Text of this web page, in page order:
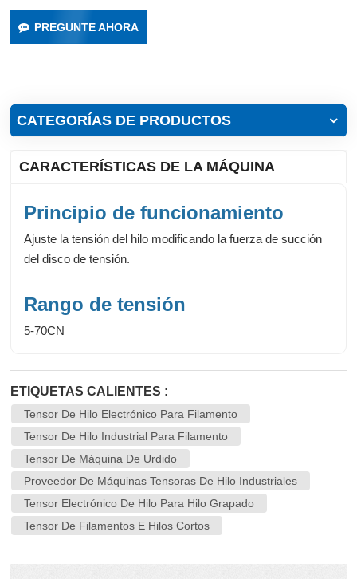
PREGUNTE AHORA
CATEGORÍAS DE PRODUCTOS
CARACTERÍSTICAS DE LA MÁQUINA
Principio de funcionamiento
Ajuste la tensión del hilo modificando la fuerza de succión
del disco de tensión.
Rango de tensión
5-70CN
ETIQUETAS CALIENTES :
Tensor De Hilo Electrónico Para Filamento
Tensor De Hilo Industrial Para Filamento
Tensor De Máquina De Urdido
Proveedor De Máquinas Tensoras De Hilo Industriales
Tensor Electrónico De Hilo Para Hilo Grapado
Tensor De Filamentos E Hilos Cortos